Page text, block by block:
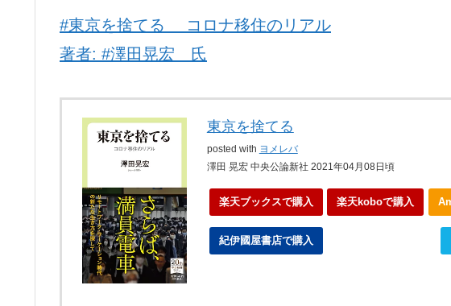
#東京を捨てる コロナ移住のリアル
著者: #澤田晃宏 氏
東京を捨てる
posted with ヨメレバ
澤田 晃宏 中央公論新社 2021年04月08日頃
楽天ブックスで購入 楽天koboで購入
紀伊國屋書店で購入